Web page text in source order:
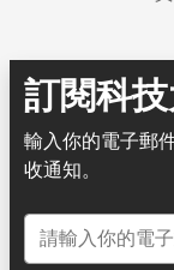
訂閱科
輸入你的電子郵
收通知。
電子郵件地址